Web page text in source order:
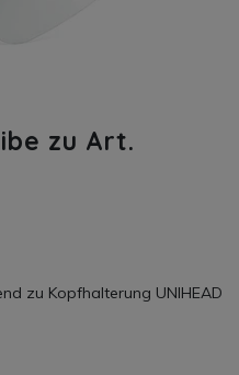
zu Art.
zu Kopfhalterung UNIHEAD